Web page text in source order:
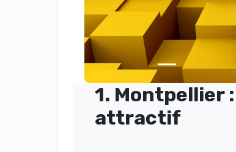
1. Montpellier
attractif